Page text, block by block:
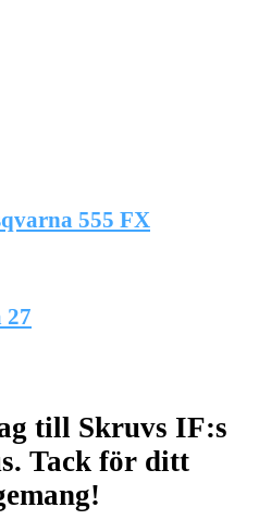
555 FX
27
till Skruvs IF:s
Tack för ditt